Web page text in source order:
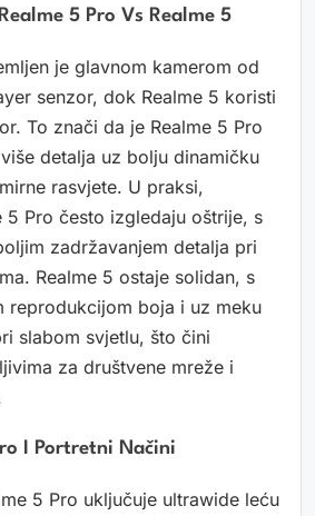
5 Pro Vs Realme 5
je glavnom kamerom od
senzor, dok Realme 5 koristi
To znači da je Realme 5 Pro
detalja uz bolju dinamičku
rasvjete. U praksi,
5 Pro često izgledaju oštrije, s
zadržavanjem detalja pri
Realme 5 ostaje solidan, s
reprodukcijom boja i uz meku
slabom svjetlu, što čini
za društvene mreže i
I Portretni Načini
5 Pro uključuje ultrawide leću